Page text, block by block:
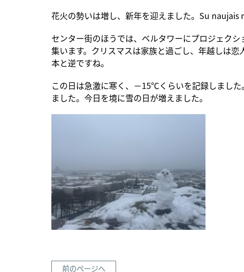
花火の勢いは増し、新年を迎えました。Su naujais
センター街のほうでは、ベルタワーにプロジェク
集います。クリスマスは家族と過ごし、年越しは
本と逆ですね。
この日は急激に寒く、－15℃くらいを記録しまし
ました。今日を境に雪の日が増えました。
前のページへ